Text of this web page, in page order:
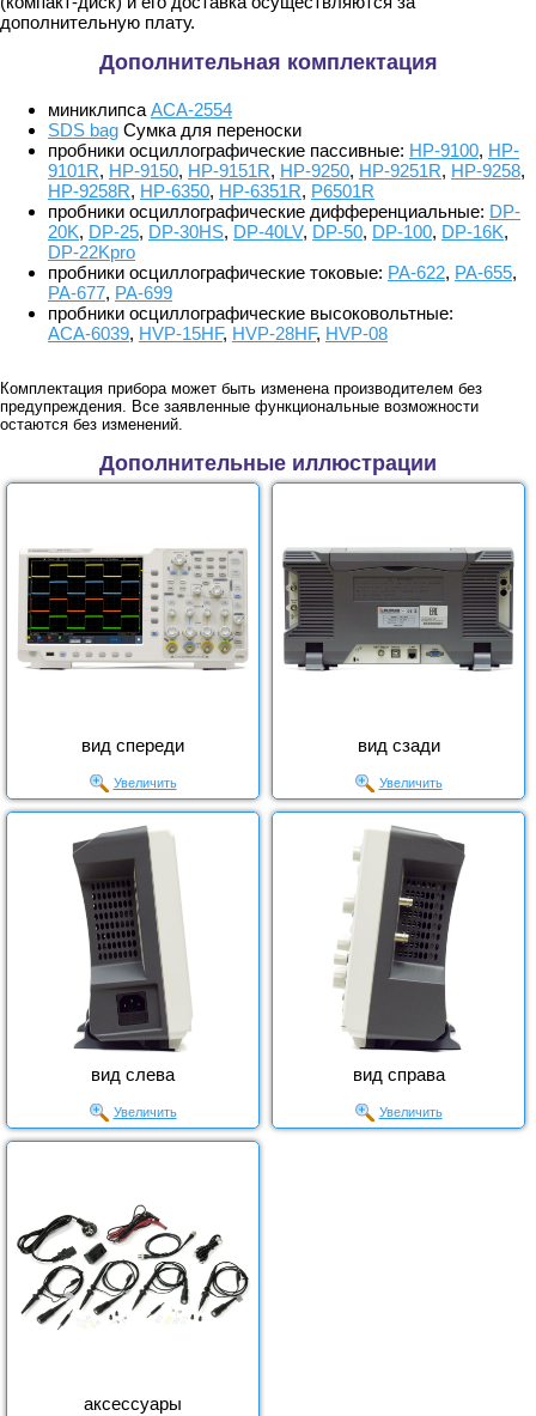
дополнительную плату.
Дополнительная комплектация
миниклипса АСА-2554
SDS bag Сумка для переноски
пробники осциллографические пассивные: HP-9100, HP-
9101R, HP-9150, HP-9151R, HP-9250, HP-9251R, HP-9258,
HP-9258R, HP-6350, HP-6351R, P6501R
пробники осциллографические дифференциальные: DP-
20K, DP-25, DP-30HS, DP-40LV, DP-50, DP-100, DP-16K,
DP-22Kpro
пробники осциллографические токовые: PA-622, PA-655,
PA-677, PA-699
пробники осциллографические высоковольтные:
АСА-6039, HVP-15HF, HVP-28HF, HVP-08
Комплектация прибора может быть изменена производителем без
предупреждения. Все заявленные функциональные возможности
остаются без изменений.
Дополнительные иллюстрации
вид спереди
Увеличить
вид сзади
Увеличить
вид слева
Увеличить
вид справа
Увеличить
аксессуары